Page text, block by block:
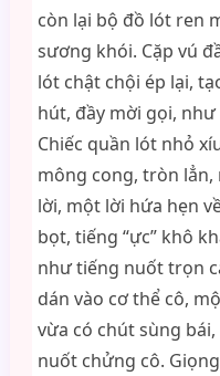
còn lại bộ đồ lót ren
sương khói. Cặp vú
lót chật chội ép lại,
hút, đầy mời gọi,
Chiếc quần lót nhỏ
mông cong, tròn
lời, một lời hứa hẹn
bọt, tiếng “ực” khô
như tiếng nuốt trọn
dán vào cơ thể cô,
vừa có chút sùng
nuốt chửng cô.